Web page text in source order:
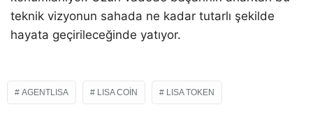
teknik vizyonun sahada ne kadar tutarlı şekilde
hayata geçirileceğinde yatıyor.
AGENTLISA LISA COIN LISA TOKEN